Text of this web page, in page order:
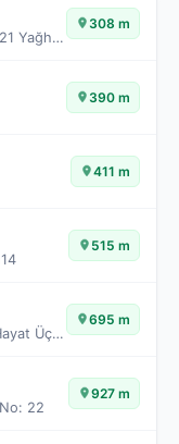
Güneşli Mah. Eski İzmir Cad No:21 Yağhaneler
308 m
390 m
411 m
515 m
Şükrü Saraçoğlu Cad. No:10/A Hayat Üçyol
695 m
22
927 m